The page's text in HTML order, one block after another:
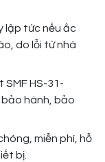
lập tức nếu ắc
do lỗi từ nhà
HS-31-
bảo hành, bảo
miễn phí, hỗ
bị.